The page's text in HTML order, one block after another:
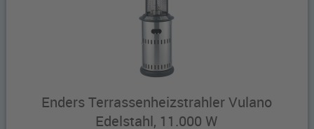
Enders Terrassenheizstrahler Vulano
Edelstahl, 11.000 W